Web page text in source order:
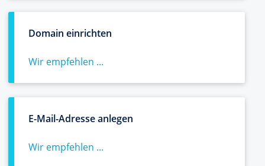
Domain einrichten
Wir empfehlen ...
E-Mail-Adresse anlegen
Wir empfehlen ...